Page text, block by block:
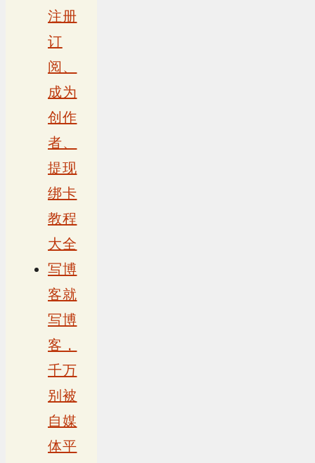
注册
订
阅、
成为
创作
者、
提现
绑卡
教程
大全
写博
客就
写博
客，
千万
别被
自媒
体平